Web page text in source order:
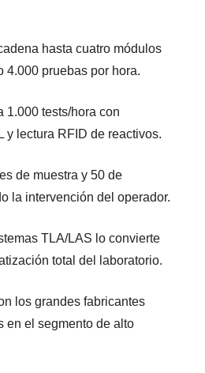
hasta cuatro módulos
4.000 pruebas por hora.
1.000 tests/hora con
y lectura RFID de reactivos.
de muestra y 50 de
la intervención del operador.
TLA/LAS lo convierte
total del laboratorio.
los grandes fabricantes
en el segmento de alto